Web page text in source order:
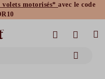
motorisés* avec le code
stores bannes standards
moustiquaires